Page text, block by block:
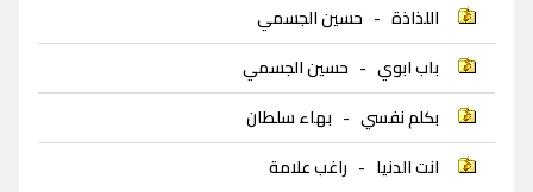
اللذاذة - حسين الجسمي
باب ابوي - حسين الجسمي
بكلم نفسي - بهاء سلطان
انت الدنيا - راغب علامة